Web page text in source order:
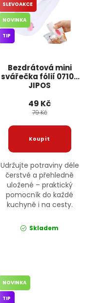
Bezdrátová mini
svářečka fólií 07106
JIPOS
SLEVOAKCE
NOVINKA
TIP
49 Kč
79 Kč
Udržujte potraviny déle
čerstvé a přehledně
uložené – praktický
pomocník do každé
kuchyně i na cesty.
Skladem
NOVINKA
TIP